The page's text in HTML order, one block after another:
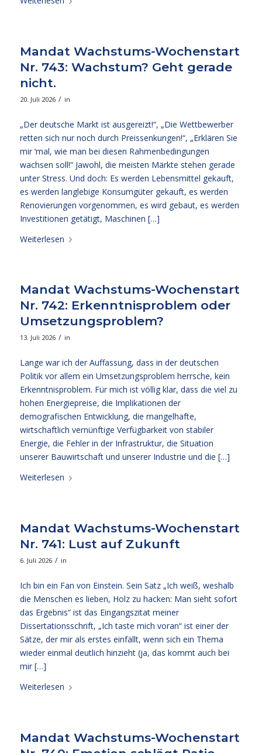
Mandat Wachstums-Wochenstart
Nr. 743: Wachstum? Geht gerade
nicht.
20. Juli 2026 / in
„Der deutsche Markt ist ausgereizt!“, „Die Wettbewerber
retten sich nur noch durch Preissenkungen!“, „Erklären Sie
mir ‘mal, wie man bei diesen Rahmenbedingungen
wachsen soll!“ Jawohl, die meisten Märkte stehen gerade
unter Stress. Und doch: Es werden Lebensmittel gekauft,
es werden langlebige Konsumgüter gekauft, es werden
Renovierungen vorgenommen, es wird gebaut, es werden
Investitionen getätigt, Maschinen […]
Weiterlesen
Mandat Wachstums-Wochenstart
Nr. 742: Erkenntnisproblem oder
Umsetzungsproblem?
13. Juli 2026 / in
Lange war ich der Auffassung, dass in der deutschen
Politik vor allem ein Umsetzungsproblem herrsche, kein
Erkenntnisproblem. Für mich ist völlig klar, dass die viel zu
hohen Energiepreise, die Implikationen der
demografischen Entwicklung, die mangelhafte,
wirtschaftlich vernünftige Verfügbarkeit von stabiler
Energie, die Fehler in der Infrastruktur, die Situation
unserer Bauwirtschaft und unserer Industrie und die […]
Weiterlesen
Mandat Wachstums-Wochenstart
Nr. 741: Lust auf Zukunft
6. Juli 2026 / in
Ich bin ein Fan von Einstein. Sein Satz „Ich weiß, weshalb
die Menschen es lieben, Holz zu hacken: Man sieht sofort
das Ergebnis“ ist das Eingangszitat meiner
Dissertationsschrift, „Ich taste mich voran“ ist einer der
Sätze, der mir als erstes einfällt, wenn sich ein Thema
wieder einmal deutlich hinzieht (ja, das kommt auch bei
mir […]
Weiterlesen
Mandat Wachstums-Wochenstart